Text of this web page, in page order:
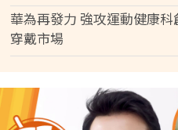
華為再發力 強攻運動健康
穿戴市場